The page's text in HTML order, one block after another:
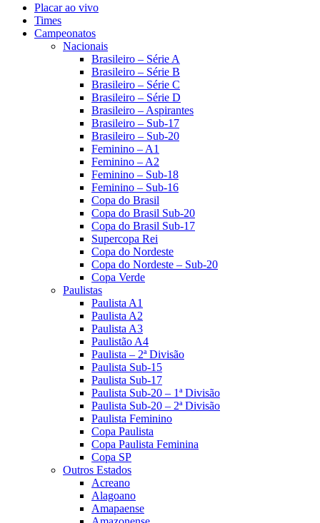
Placar ao vivo
Times
Campeonatos
Nacionais
Brasileiro – Série A
Brasileiro – Série B
Brasileiro – Série C
Brasileiro – Série D
Brasileiro – Aspirantes
Brasileiro – Sub-17
Brasileiro – Sub-20
Feminino – A1
Feminino – A2
Feminino – Sub-18
Feminino – Sub-16
Copa do Brasil
Copa do Brasil Sub-20
Copa do Brasil Sub-17
Supercopa Rei
Copa do Nordeste
Copa do Nordeste – Sub-20
Copa Verde
Paulistas
Paulista A1
Paulista A2
Paulista A3
Paulistão A4
Paulista – 2ª Divisão
Paulista Sub-15
Paulista Sub-17
Paulista Sub-20 – 1ª Divisão
Paulista Sub-20 – 2ª Divisão
Paulista Feminino
Copa Paulista
Copa Paulista Feminina
Copa SP
Outros Estados
Acreano
Alagoano
Amapaense